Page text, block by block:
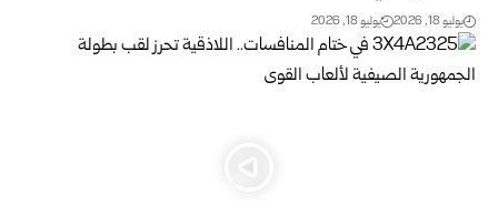
يوليو 18, 2026 يوليو 18, 2026